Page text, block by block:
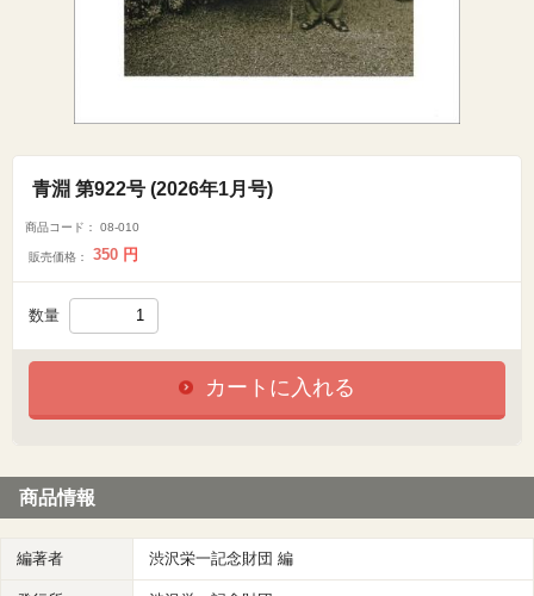
青淵 第922号 (2026年1月号)
商品コード：08-010
販売価格： 350 円
数量
カートに入れる
商品情報
編著者 渋沢栄一記念財団 編